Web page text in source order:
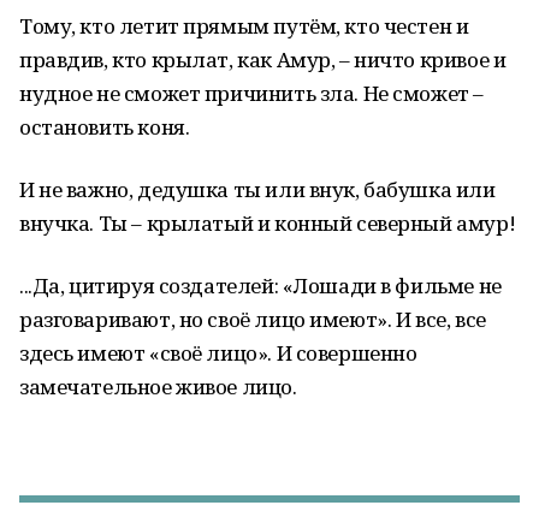
Тому, кто летит прямым путём, кто честен и
правдив, кто крылат, как Амур, – ничто кривое и
нудное не сможет причинить зла. Не сможет –
остановить коня.
И не важно, дедушка ты или внук, бабушка или
внучка. Ты – крылатый и конный северный амур!
...Да, цитируя создателей: «Лошади в фильме не
разговаривают, но своё лицо имеют». И все, все
здесь имеют «своё лицо». И совершенно
замечательное живое лицо.